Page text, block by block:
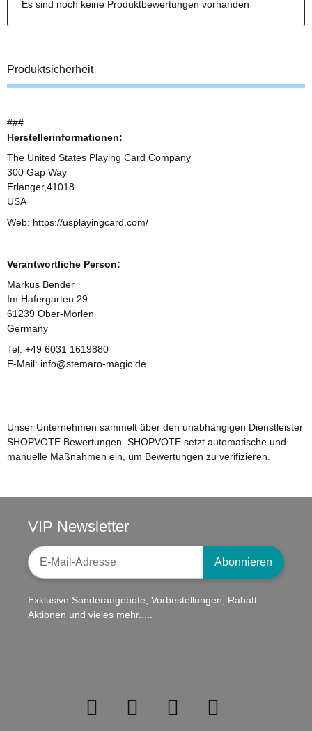
Es sind noch keine Produktbewertungen vorhanden
Produktsicherheit
###
Herstellerinformationen:
The United States Playing Card Company
300 Gap Way
Erlanger,41018
USA
Web: https://usplayingcard.com/
Verantwortliche Person:
Markus Bender
Im Hafergarten 29
61239 Ober-Mörlen
Germany
Tel: +49 6031 1619880
E-Mail: info@stemaro-magic.de
Unser Unternehmen sammelt über den unabhängigen Dienstleister
SHOPVOTE Bewertungen. SHOPVOTE setzt automatische und
manuelle Maßnahmen ein, um Bewertungen zu verifizieren.
VIP Newsletter
Newsletter-Registrierung
Abonnieren
Exklusive Sonderangebote, Vorbestellungen, Rabatt-
Aktionen und vieles mehr.....